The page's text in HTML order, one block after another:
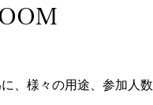
、様々の用途、参加人数